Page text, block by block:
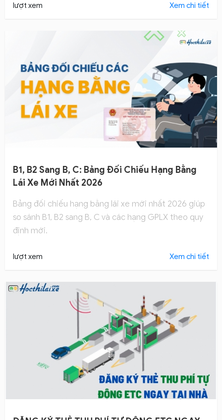
lượt xem Xem chi tiết
B1, B2 Sang B, C: Bảng Đối Chiếu Hạng Bằng
Lái Xe Mới Nhất 2026
Bảng đối chiếu hạng bằng lái xe mới nhất 2026 giúp
so sánh B1, B2 sang B, C và các hạng GPLX theo quy
định mới.
lượt xem Xem chi tiết